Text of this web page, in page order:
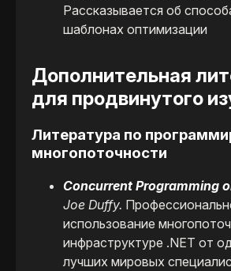
Рассказывается об
шаблонах оптимизации
Дополнительная
для продвинутого
Литература по
многопоточности
Concurrent Programming
Joe Duffy.
использование
инфраструктуре .NET от
лучших мировых